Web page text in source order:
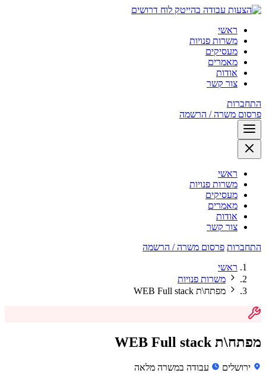
לוח דרושים
ראשי
משרות פנויות
מעסיקים
מאמרים
אודות
צור קשר
התחברות
פרסום משרה / הרשמה
ראשי
משרות פנויות
מעסיקים
מאמרים
אודות
צור קשר
התחברות פרסום משרה / הרשמה
ראשי
משרות פנויות
מפתח\ת WEB Full stack
מפתח\ת WEB Full stack
ירושלים עבודה במשרה מלאה